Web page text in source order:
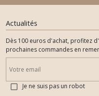
Actualités
Dès 100 euros d'achat, profitez
prochaines commandes en
Je ne suis pas un robot